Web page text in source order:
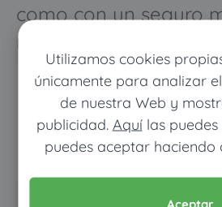
Utilizamos cookies
únicamente para analizar
de nuestra Web y
publicidad. Aquílas puedes
puedes aceptar haciendo
Aceptar
como con un seguro
normal